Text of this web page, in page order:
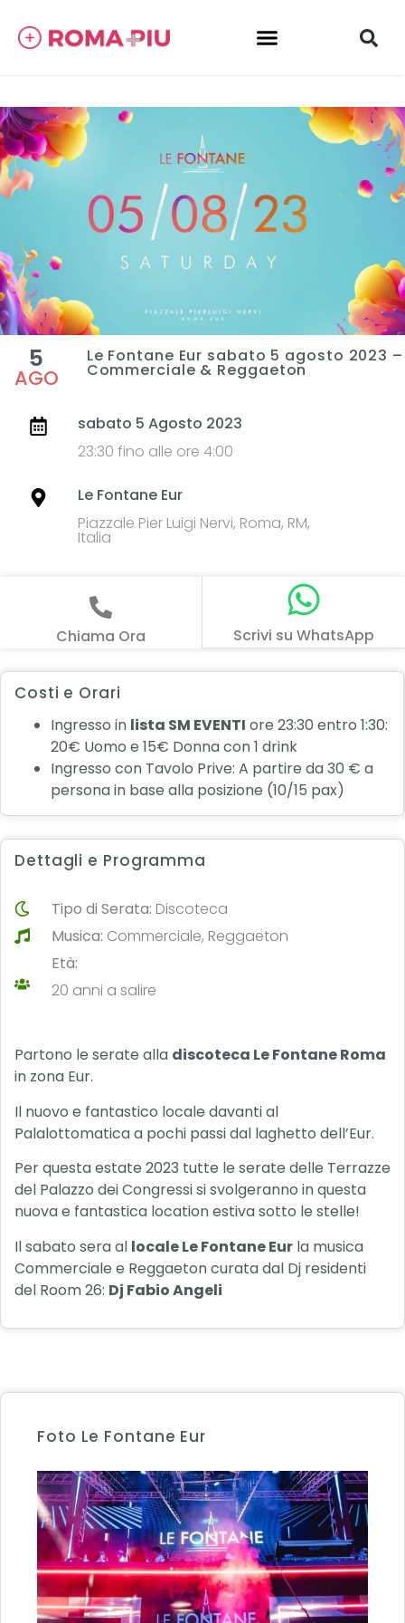
5
AGO
Le Fontane Eur sabato 5 agosto 2023 –
Commerciale & Reggaeton
sabato 5 Agosto 2023
23:30 fino alle ore 4:00
Le Fontane Eur
Piazzale Pier Luigi Nervi, Roma, RM,
Italia
Chiama Ora Scrivi su WhatsApp
Costi e Orari
Ingresso in lista SM EVENTI ore 23:30 entro 1:30:
20€ Uomo e 15€ Donna con 1 drink
Ingresso con Tavolo Prive: A partire da 30 € a
persona in base alla posizione (10/15 pax)
Dettagli e Programma
Tipo di Serata: Discoteca
Musica: Commerciale, Reggaeton
Età:
20 anni a salire
Partono le serate alla discoteca Le Fontane Roma
in zona Eur.
Il nuovo e fantastico locale davanti al
Palalottomatica a pochi passi dal laghetto dell’Eur.
Per questa estate 2023 tutte le serate delle Terrazze
del Palazzo dei Congressi si svolgeranno in questa
nuova e fantastica location estiva sotto le stelle!
Il sabato sera al locale Le Fontane Eur la musica
Commerciale e Reggaeton curata dal Dj residenti
del Room 26: Dj Fabio Angeli
Foto Le Fontane Eur